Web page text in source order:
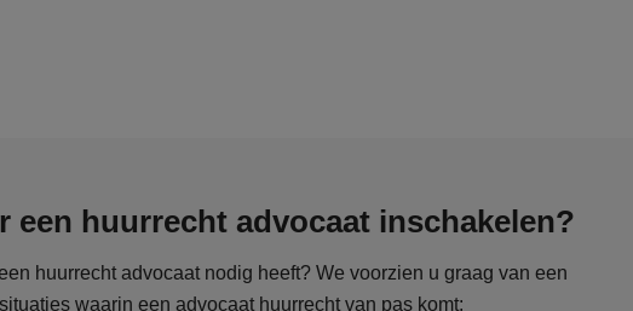
een huurrecht advocaat inschakelen?
huurrecht advocaat nodig heeft? We voorzien u graag van een
waarin een advocaat huurrecht van pas komt: